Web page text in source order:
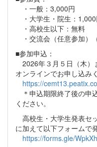
・一般：3,000円
・大学生・院生：
・高校生以下：無料
・交流会（任意参加）
■参加申込：
2026年３月５日（木）
オンラインでお申し込み
https://
＊申込期限終了後の申
ください。
高校生・大学生発表セ
に加えて以下フォームで
https://forms.gle/